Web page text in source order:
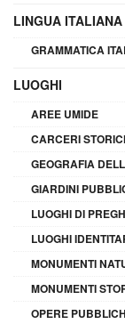
LINGUA ITALIANA
GRAMMATICA
LUOGHI
AREE UMIDE
CARCERI
GEOGRAFIA
GIARDINI
LUOGHI DI
LUOGHI
MONUMENTI
MONUMENTI
OPERE